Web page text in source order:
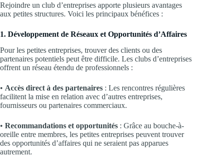
Rejoindre un club d’entreprises apporte plusieurs avantages
aux petites structures. Voici les principaux bénéfices :
1. Développement de Réseaux et Opportunités d’Affaires
Pour les petites entreprises, trouver des clients ou des
partenaires potentiels peut être difficile. Les clubs d’entreprises
offrent un réseau étendu de professionnels :
• Accès direct à des partenaires : Les rencontres régulières
facilitent la mise en relation avec d’autres entreprises,
fournisseurs ou partenaires commerciaux.
• Recommandations et opportunités : Grâce au bouche-à-
oreille entre membres, les petites entreprises peuvent trouver
des opportunités d’affaires qui ne seraient pas apparues
autrement.